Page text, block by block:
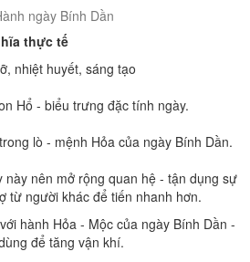
ngày Bính Dần
thực tế
nhiệt huyết, sáng tạo
Hổ - biểu trưng đặc tính ngày.
lò - mệnh Hỏa của ngày Bính Dần.
này nên mở rộng quan hệ - tận dụng sự
từ người khác để tiến nhanh hơn.
hành Hỏa - Mộc của ngày Bính Dần -
để tăng vận khí.